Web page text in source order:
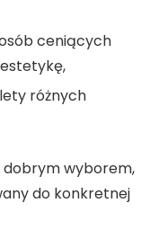
ceniących
różnych
dobrym wyborem,
do konkretnej